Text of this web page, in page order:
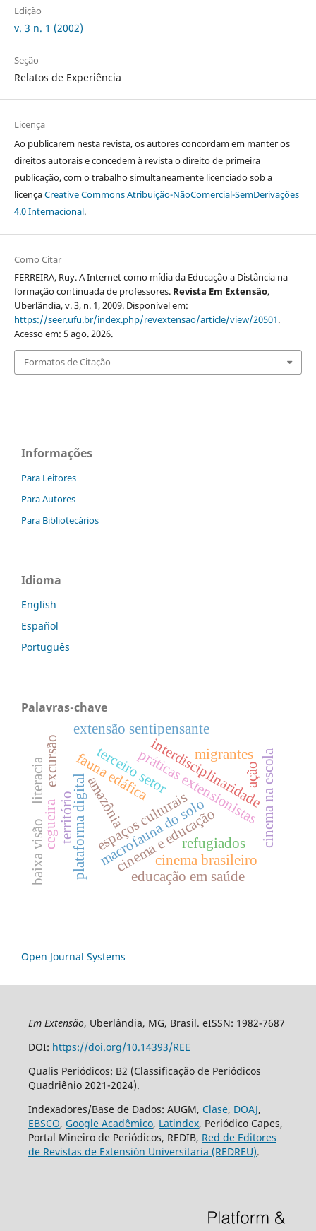
Edição
v. 3 n. 1 (2002)
Seção
Relatos de Experiência
Licença
Ao publicarem nesta revista, os autores concordam em manter os
direitos autorais e concedem à revista o direito de primeira
publicação, com o trabalho simultaneamente licenciado sob a
licençaCreative Commons Atribuição-NãoComercial-SemDerivações
4.0 Internacional.
Como Citar
FERREIRA, Ruy. A Internet como mídia da Educação a Distância na
formação continuada de professores. Revista Em Extensão,
Uberlândia, v. 3, n. 1, 2009. Disponível em:
https://seer.ufu.br/index.php/revextensao/article/view/20501.
Acesso em: 5 ago. 2026.
Formatos de Citação
Informações
Para Leitores
Para Autores
Para Bibliotecários
Idioma
English
Español
Português
Palavras-chave
espaços culturais
práticas extensionistas
amazônia
macrofauna do solo
fauna edáfica
cinema e educação cinema na escola
cinema brasileiro
plataforma digital
terceiro setorinterdisciplinaridade
extensão sentipensante
território
educação em saúde
refugiados
migrantes
cegueira
baixa visão
literacia ação
excursão
Open Journal Systems
Em Extensão, Uberlândia, MG, Brasil. eISSN: 1982-7687
DOI: https://doi.org/10.14393/REE
Qualis Periódicos: B2 (Classificação de Periódicos
Quadriênio 2021-2024).
Indexadores/Base de Dados: AUGM, Clase, DOAJ,
EBSCO, Google Acadêmico, Latindex, Periódico Capes,
Portal Mineiro de Periódicos, REDIB, Red de Editores
de Revistas de Extensión Universitaria (REDREU).